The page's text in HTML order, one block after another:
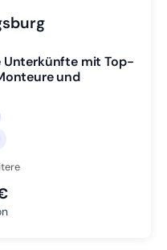
Unterkünfte mit Top-
und